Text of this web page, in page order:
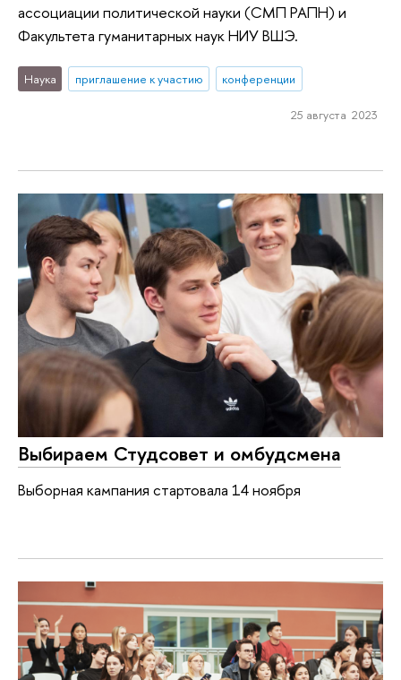
ассоциации политической науки (СМП РАПН) и
Факультета гуманитарных наук НИУ ВШЭ.
Наука приглашение к участию конференции
25 августа 2023
Выбираем Студсовет и омбудсмена
Выборная кампания стартовала 14 ноября